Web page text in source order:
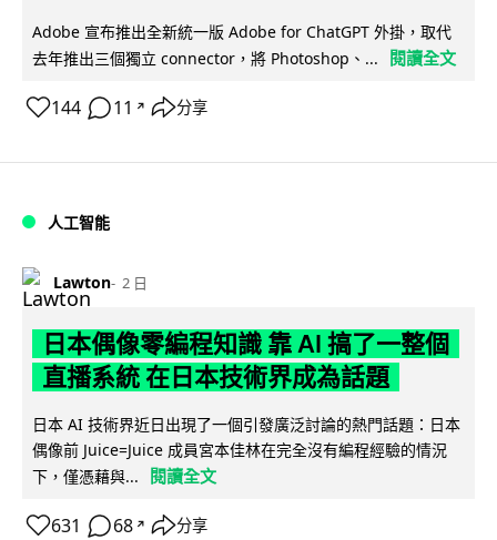
Adobe 宣布推出全新統一版 Adobe for ChatGPT 外掛，取代
去年推出三個獨立 connector，將 Photoshop、...
閱讀全文
144 11 ↗ 分享
人工智能
Lawton 2 日
日本偶像零編程知識 靠 AI 搞了一整個
直播系統 在日本技術界成為話題
日本 AI 技術界近日出現了一個引發廣泛討論的熱門話題：日本
偶像前 Juice=Juice 成員宮本佳林在完全沒有編程經驗的情況
下，僅憑藉與...
閱讀全文
631 68 ↗ 分享